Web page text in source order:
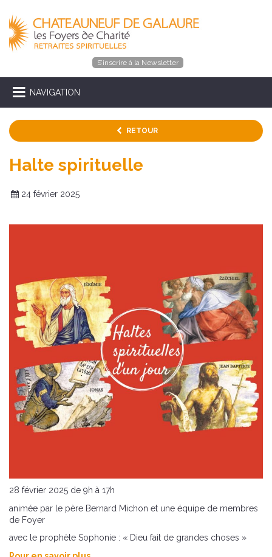
S’inscrire à la Newsletter
NAVIGATION
RETOUR
Halte spirituelle
24 février 2025
28 février 2025 de 9h à 17h
animée par le père Bernard Michon et une équipe de membres
de Foyer
avec le prophète Sophonie : « Dieu fait de grandes choses »